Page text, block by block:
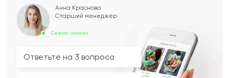
Сейчас онлайн
Анна Краснова
Старший менеджер
Ответьте на 3 вопроса